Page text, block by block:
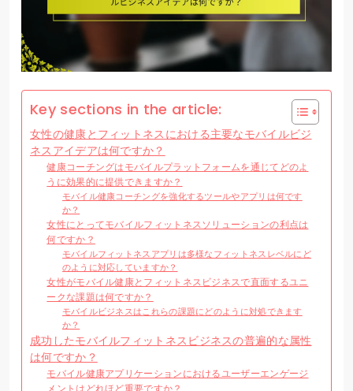
Key sections in the article:
女性の健康とフィットネスにおける主要なモバイルビジ
ネスアイデアは何ですか？
健康コーチングはモバイルプラットフォームを通じてどのよ
うに効果的に提供できますか？
モバイル健康コーチングを強化するツールやアプリは何です
か？
女性にとってモバイルフィットネスソリューションの利点は
何ですか？
モバイルフィットネスアプリは多様なフィットネスレベルにど
のように対応していますか？
女性がモバイル健康とフィットネスビジネスで直面するユニ
ークな課題は何ですか？
モバイルビジネスはこれらの課題にどのように対処できます
か？
成功したモバイルフィットネスビジネスの普遍的な属性
は何ですか？
モバイル健康アプリケーションにおけるユーザーエンゲージ
メントはどれほど重要ですか？